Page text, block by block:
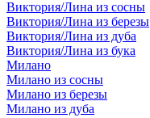
Виктория/Лина из сосны
Виктория/Лина из березы
Виктория/Лина из дуба
Виктория/Лина из бука
Милано
Милано из сосны
Милано из березы
Милано из дуба